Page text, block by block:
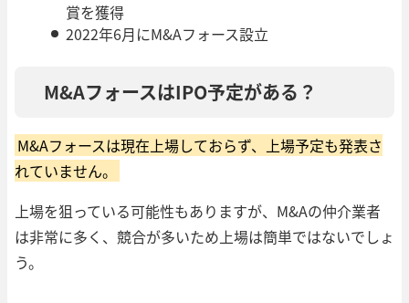
賞を獲得
2022年6月にM&Aフォース設立
M&AフォースはIPO予定がある？
M&Aフォースは現在上場しておらず、上場予定も発表さ
れていません。
上場を狙っている可能性もありますが、M&Aの仲介業者
は非常に多く、競合が多いため上場は簡単ではないでしょ
う。